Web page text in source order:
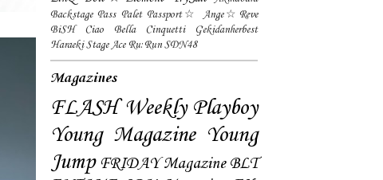
Backstage Pass Palet Passport☆
Ange☆Reve
BiSH
Ciao Bella Cinquetti
Gekidanherbest
Haraeki Stage Ace Ru:Run SDN48
Magazines
FLASH Weekly Playboy
Young Magazine Young
Jump FRIDAY Magazine BLT